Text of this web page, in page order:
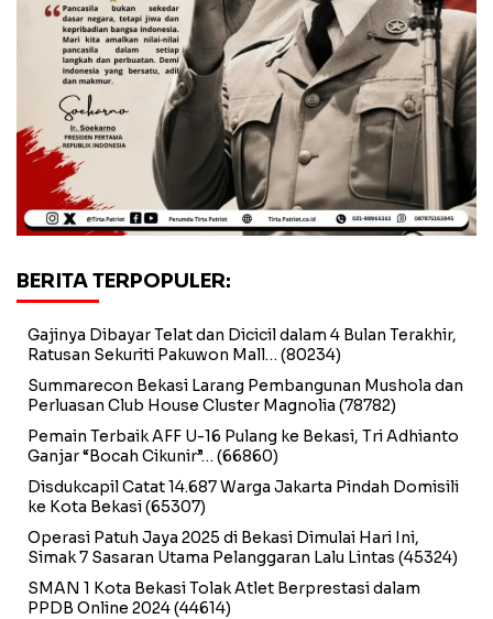
BERITA TERPOPULER:
Gajinya Dibayar Telat dan Dicicil dalam 4 Bulan Terakhir,
Ratusan Sekuriti Pakuwon Mall… (80234)
Summarecon Bekasi Larang Pembangunan Mushola dan
Perluasan Club House Cluster Magnolia (78782)
Pemain Terbaik AFF U-16 Pulang ke Bekasi, Tri Adhianto
Ganjar “Bocah Cikunir”… (66860)
Disdukcapil Catat 14.687 Warga Jakarta Pindah Domisili
ke Kota Bekasi(65307)
Operasi Patuh Jaya 2025 di Bekasi Dimulai Hari Ini,
Simak 7 Sasaran Utama Pelanggaran Lalu Lintas (45324)
SMAN 1 Kota Bekasi Tolak Atlet Berprestasi dalam
PPDB Online 2024(44614)